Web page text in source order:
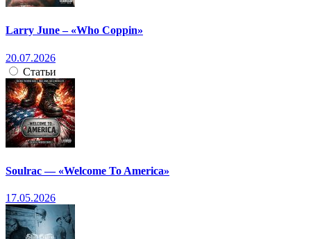
Larry June – «Who Coppin»
20.07.2026
Статьи
Soulrac — «Welcome To America»
17.05.2026